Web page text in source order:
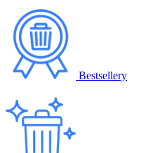
Bestsellery